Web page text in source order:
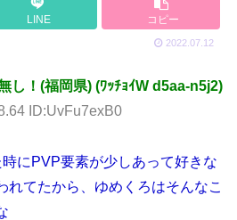
LINE コピー
2022.07.12
し！(福岡県) (ﾜｯﾁｮｲW d5aa-n5j2)
ID:UvFu7exB0
にPVP要素が少しあって好きな
れてたから、ゆめくろはそんなこ